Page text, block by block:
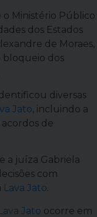
o Ministério Público
dos Estados
de Moraes,
bloqueio dos
diversas
Jato , incluindo a
de
a juíza Gabriela
com
Lava Jato.
Jato ocorre em